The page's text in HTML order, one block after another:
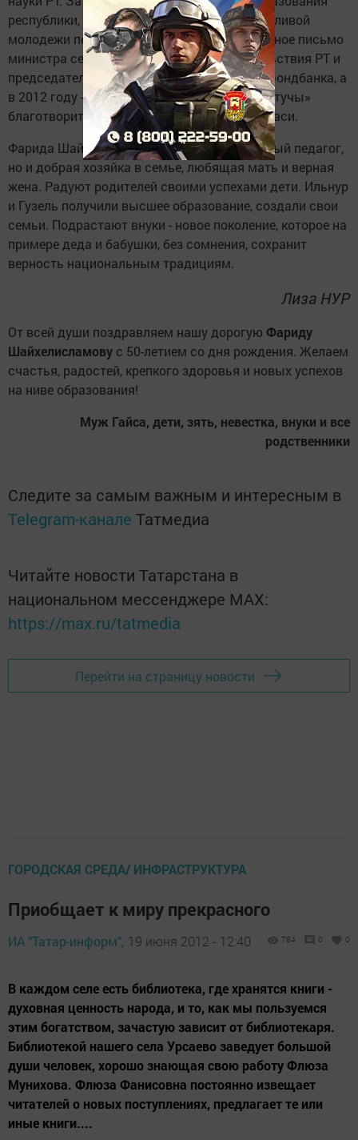
республики, выявление и поддержку талантливой
молодежи педагогу вручено Благодарственное письмо
министра сельского хозяйства и продовольствия РТ и
председателя директоров ОАО «АИКБ» Татфондбанка, а
в 2012 году - свидетельство «Фидакарь укытучы»
благотворительного фонда имени Хади Атласи.
Фарида Шайхелисламова - не только опытный педагог,
но и добрая хозяйка в семье, любящая мать и верная
жена. Радуют родителей своими успехами дети. Ильнур
и Гузель получили высшее образование, создали свои
семьи. Подрастают внуки - новое поколение, которое на
примере деда и бабушки, без сомнения, сохранит
верность национальным традициям.
Лиза НУР
От всей души поздравляем нашу дорогую Фариду
Шайхелисламову с 50-летием со дня рождения. Желаем
счастья, радостей, крепкого здоровья и новых успехов
на ниве образования!
Муж Гайса, дети, зять, невестка, внуки и все
родственники
Следите за самым важным и интересным в
Telegram-канале Татмедиа
Читайте новости Татарстана в
национальном мессенджере MАХ:
https://max.ru/tatmedia
Перейти на страницу новости
ГОРОДСКАЯ СРЕДА/ ИНФРАСТРУКТУРА
Приобщает к миру прекрасного
ИА "Татар-информ", 19 июня 2012 - 12:40 784 0 0
В каждом селе есть библиотека, где хранятся книги -
духовная ценность народа, и то, как мы пользуемся
этим богатством, зачастую зависит от библиотекаря.
Библиотекой нашего села Урсаево заведует большой
души человек, хорошо знающая свою работу Флюза
Мунихова. Флюза Фанисовна постоянно извещает
читателей о новых поступлениях, предлагает те или
иные книги....